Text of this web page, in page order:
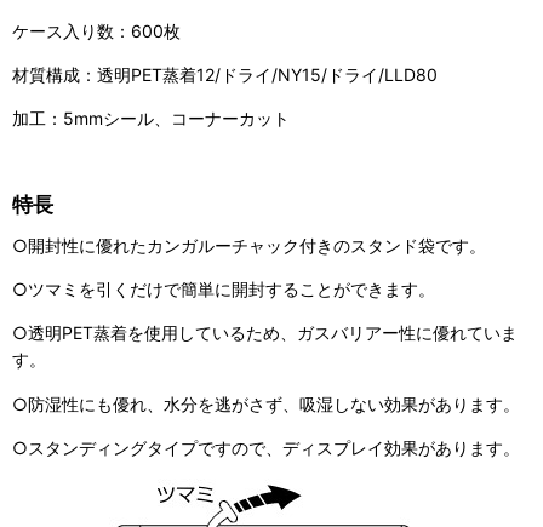
ケース入り数：600枚
材質構成：透明PET蒸着12/ドライ/NY15/ドライ/LLD80
加工：5mmシール、コーナーカット
特長
○開封性に優れたカンガルーチャック付きのスタンド袋です。
○ツマミを引くだけで簡単に開封することができます。
○透明PET蒸着を使用しているため、ガスバリアー性に優れていま
す。
○防湿性にも優れ、水分を逃がさず、吸湿しない効果があります。
○スタンディングタイプですので、ディスプレイ効果があります。